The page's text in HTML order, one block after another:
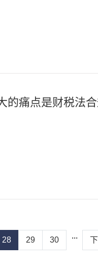
的痛点是财税法
28 29 30 ...